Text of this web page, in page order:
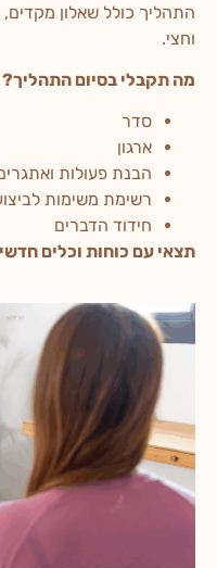
התהליך כולל שאלון
וחצי.
מה תקבלי בסיום התהליך?
סדר
ארגון
הבנת פעולות
רשימת משימות
חידוד הדברים
תצאי עם כוחות וכלים